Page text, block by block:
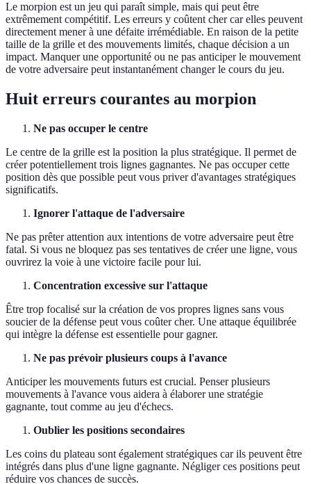
Le morpion est un jeu qui paraît simple, mais qui peut être
extrêmement compétitif. Les erreurs y coûtent cher car elles peuvent
directement mener à une défaite irrémédiable. En raison de la petite
taille de la grille et des mouvements limités, chaque décision a un
impact. Manquer une opportunité ou ne pas anticiper le mouvement
de votre adversaire peut instantanément changer le cours du jeu.
Huit erreurs courantes au morpion
Ne pas occuper le centre
Le centre de la grille est la position la plus stratégique. Il permet de
créer potentiellement trois lignes gagnantes. Ne pas occuper cette
position dès que possible peut vous priver d'avantages stratégiques
significatifs.
Ignorer l'attaque de l'adversaire
Ne pas prêter attention aux intentions de votre adversaire peut être
fatal. Si vous ne bloquez pas ses tentatives de créer une ligne, vous
ouvrirez la voie à une victoire facile pour lui.
Concentration excessive sur l'attaque
Être trop focalisé sur la création de vos propres lignes sans vous
soucier de la défense peut vous coûter cher. Une attaque équilibrée
qui intègre la défense est essentielle pour gagner.
Ne pas prévoir plusieurs coups à l'avance
Anticiper les mouvements futurs est crucial. Penser plusieurs
mouvements à l'avance vous aidera à élaborer une stratégie
gagnante, tout comme au jeu d'échecs.
Oublier les positions secondaires
Les coins du plateau sont également stratégiques car ils peuvent être
intégrés dans plus d'une ligne gagnante. Négliger ces positions peut
réduire vos chances de succès.